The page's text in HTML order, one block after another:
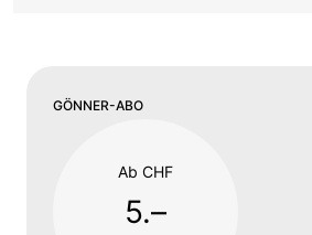
GÖNNER-ABO
Ab CHF
5.–